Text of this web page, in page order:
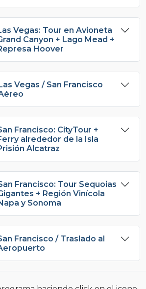
Vegas: Tour en Avioneta
Canyon + Lago Mead +
Hoover
Las Vegas / San Francisco
Francisco: CityTour +
alrededor de la Isla
Alcatraz
Francisco: Tour Sequoias
+ Región Vinícola
y Sonoma
Francisco / Traslado al